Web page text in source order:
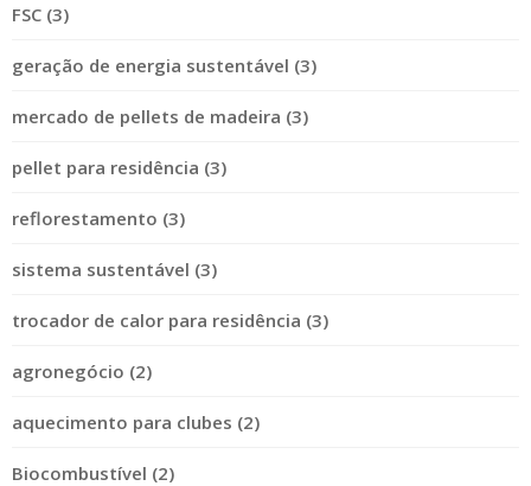
FSC (3)
geração de energia sustentável (3)
mercado de pellets de madeira (3)
pellet para residência (3)
reflorestamento (3)
sistema sustentável (3)
trocador de calor para residência (3)
agronegócio (2)
aquecimento para clubes (2)
Biocombustível (2)